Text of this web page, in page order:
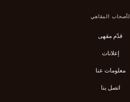
لأصحاب المقاهي
قدّم مقهى
إعلانات
معلومات عنا
اتصل بنا